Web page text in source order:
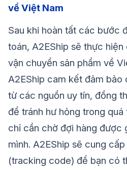
về Việt Nam
Sau khi hoàn tất các bước
toán, A2EShip sẽ thực hiện
vận chuyển sản phẩm về
A2EShip cam kết đảm bảo
từ các nguồn uy tín, đồng
để tránh hư hỏng trong quá
chỉ cần chờ đợi hàng được
mình. A2EShip sẽ cung
(tracking code) để bạn có